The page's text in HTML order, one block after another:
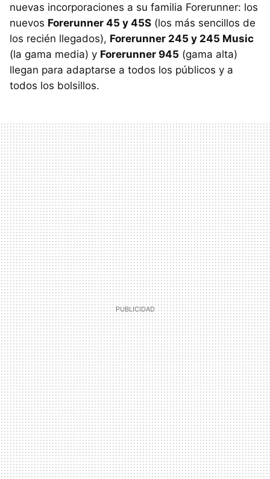
nuevas incorporaciones a su familia Forerunner: los
nuevos Forerunner 45 y 45S (los más sencillos de
los recién llegados), Forerunner 245 y 245 Music
(la gama media) y Forerunner 945 (gama alta)
llegan para adaptarse a todos los públicos y a
todos los bolsillos.